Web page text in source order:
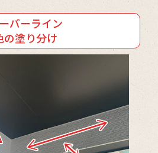
パーライン
の塗り分け